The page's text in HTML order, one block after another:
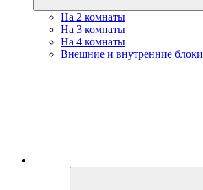
На 2 комнаты
На 3 комнаты
На 4 комнаты
Внешние и внутренние блоки